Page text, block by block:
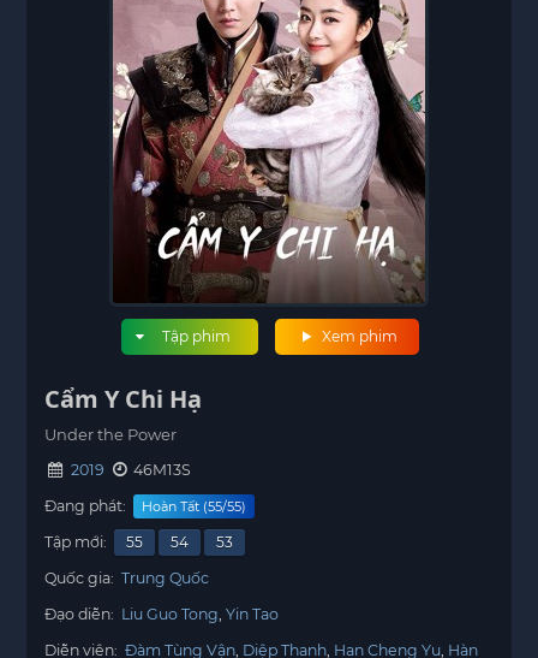
Xem phim
Tập phim
Cẩm Y Chi Hạ
Under the Power
2019
46M13S
Đang phát:
Hoàn Tất (55/55)
Tập mới: 55 54
53
Quốc gia: Trung Quốc
Đạo diễn: Liu Guo Tong Yin Tao
Diễn viên: Đàm Tùng Vận Diệp Thanh Han Cheng Yu Hàn